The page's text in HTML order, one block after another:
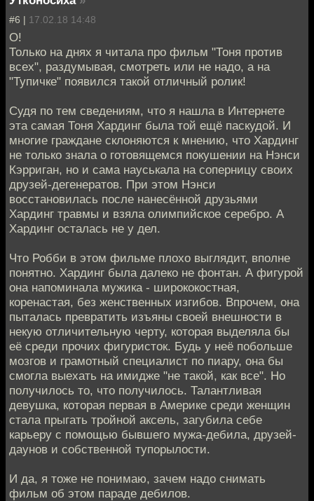
#6 | 17.02.18 14:48
О!
Только на днях я читала про фильм "Тоня против
всех", раздумывая, смотреть или не надо, а на
"Тупичке" появился такой отличный ролик!
Судя по тем сведениям, что я нашла в Интернете
эта самая Тоня Хардинг была той ещё паскудой. И
многие граждане склоняются к мнению, что Хардинг
не только знала о готовящемся покушении на Нэнси
Кэрриган, но и сама науськала на соперницу своих
друзей-дегенератов. При этом Нэнси
восстановилась после нанесённой друзьями
Хардинг травмы и взяла олимпийское серебро. А
Хардинг осталась не у дел.
Что Робби в этом фильме плохо выглядит, вполне
понятно. Хардинг была далеко не фонтан. А фигурой
она напоминала мужика - ширококостная,
коренастая, без женственных изгибов. Впрочем, она
пыталась превратить изъяны своей внешности в
некую отличительную черту, которая выделяла бы
её среди прочих фигуристок. Будь у неё побольше
мозгов и грамотный специалист по пиару, она бы
смогла выехать на имидже "не такой, как все". Но
получилось то, что получилось. Талантливая
девушка, которая первая в Америке среди женщин
стала прыгать тройной аксель, загубила себе
карьеру с помощью бывшего мужа-дебила, друзей-
даунов и собственной тупорылости.
И да, я тоже не понимаю, зачем надо снимать
фильм об этом параде дебилов.